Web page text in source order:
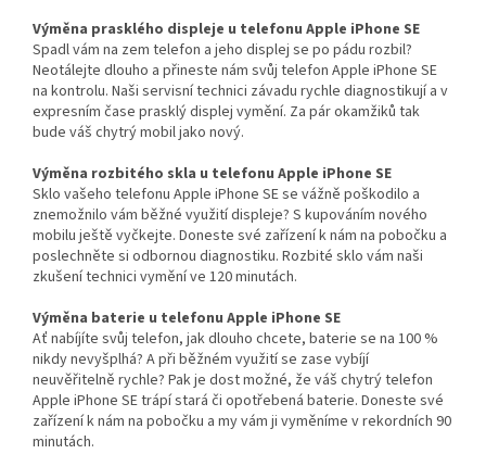
Výměna prasklého displeje u telefonu Apple iPhone SE
Spadl vám na zem telefon a jeho displej se po pádu rozbil?
Neotálejte dlouho a přineste nám svůj telefon Apple iPhone SE
na kontrolu. Naši servisní technici závadu rychle diagnostikují a v
expresním čase prasklý displej vymění. Za pár okamžiků tak
bude váš chytrý mobil jako nový.
Výměna rozbitého skla u telefonu Apple iPhone SE
Sklo vašeho telefonu Apple iPhone SE se vážně poškodilo a
znemožnilo vám běžné využití displeje? S kupováním nového
mobilu ještě vyčkejte. Doneste své zařízení k nám na pobočku a
poslechněte si odbornou diagnostiku. Rozbité sklo vám naši
zkušení technici vymění ve 120 minutách.
Výměna baterie u telefonu Apple iPhone SE
Ať nabíjíte svůj telefon, jak dlouho chcete, baterie se na 100 %
nikdy nevyšplhá? A při běžném využití se zase vybíjí
neuvěřitelně rychle? Pak je dost možné, že váš chytrý telefon
Apple iPhone SE trápí stará či opotřebená baterie. Doneste své
zařízení k nám na pobočku a my vám ji vyměníme v rekordních 90
minutách.